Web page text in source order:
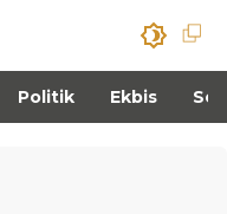
Politik Ekbis